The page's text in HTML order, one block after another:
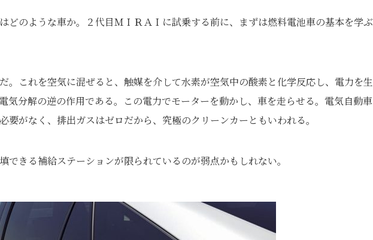
どのような車か。２代目ＭＩＲＡＩに試乗する前に、まずは燃料電池車の基本を学ぶ
。これを空気に混ぜると、触媒を介して水素が空気中の酸素と化学反応し、電力を生
気分解の逆の作用である。この電力でモーターを動かし、車を走らせる。電気自動車
要がなく、排出ガスはゼロだから、究極のクリーンカーともいわれる。
できる補給ステーションが限られているのが弱点かもしれない。